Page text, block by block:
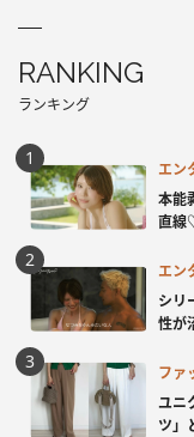
RANKING
ランキング
エン
本能
直線
エン
シリ
性が
ファ
ユニ
ツ」